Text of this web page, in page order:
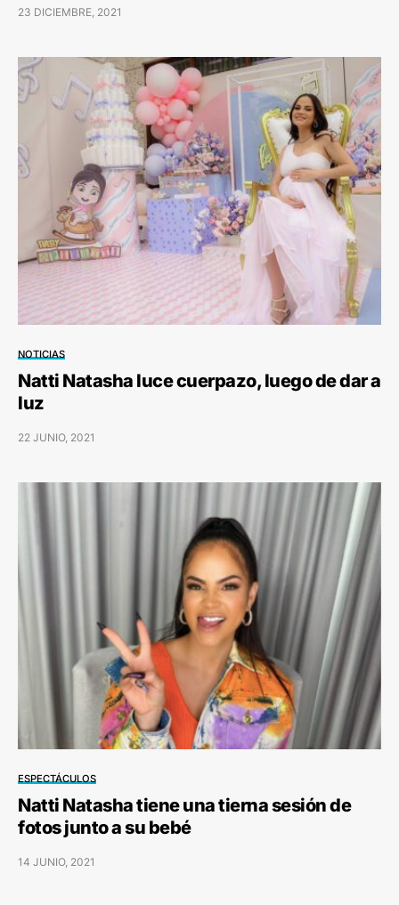
23 DICIEMBRE, 2021
NOTICIAS
Natti Natasha luce cuerpazo, luego de dar a
luz
22 JUNIO, 2021
ESPECTÁCULOS
Natti Natasha tiene una tierna sesión de
fotos junto a su bebé
14 JUNIO, 2021